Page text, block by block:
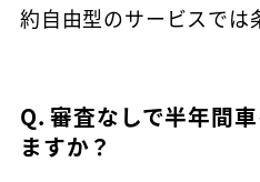
よくある質問
軽ワゴンクラス
軽バンクラス
コンパクトクラス
東京都
神奈川県
法人向け
約自由型のサービスでは
Q. 審査なしで半年間
ますか？